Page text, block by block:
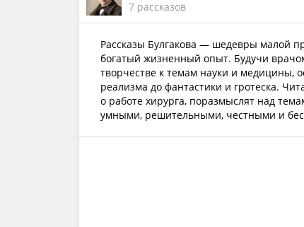
7 рассказов
Рассказы Булгакова — шедевры малой
богатый жизненный опыт. Будучи
творчестве к темам науки и медицины,
реализма до фантастики и гротеска.
о работе хирурга, поразмыслят над
умными, решительными, честными и